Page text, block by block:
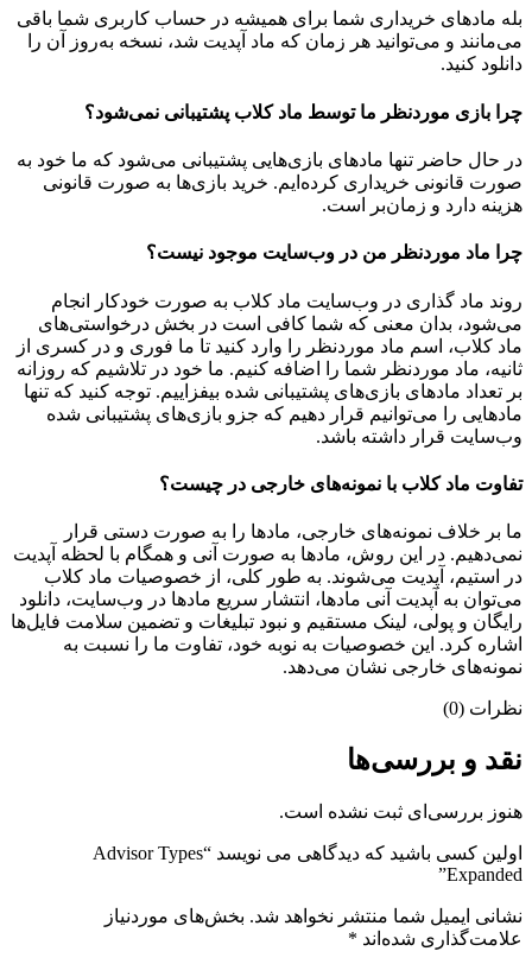
بله مادهای خریداری شما برای همیشه در حساب کاربری شما باقی
می‌مانند و می‌توانید هر زمان که ماد آپدیت شد، نسخه به‌روز آن را
دانلود کنید.
چرا بازی موردنظر ما توسط ماد کلاب پشتیبانی نمی‌شود؟
در حال حاضر تنها مادهای بازی‌هایی پشتیبانی می‌شود که ما خود به
صورت قانونی خریداری کرده‌ایم. خرید بازی‌ها به صورت قانونی
هزینه دارد و زمان‌بر است.
چرا ماد موردنظر من در وب‌سایت موجود نیست؟
روند ماد گذاری در وب‌سایت ماد کلاب به صورت خودکار انجام
می‌شود، بدان معنی که شما کافی است در بخش درخواستی‌های
ماد کلاب، اسم ماد موردنظر را وارد کنید تا ما فوری و در کسری از
ثانیه، ماد موردنظر شما را اضافه کنیم. ما خود در تلاشیم که روزانه
بر تعداد مادهای بازی‌های پشتیبانی شده بیفزاییم. توجه کنید که تنها
مادهایی را می‌توانیم قرار دهیم که جزو بازی‌های پشتیبانی شده
وب‌سایت قرار داشته باشد.
تفاوت ماد کلاب با نمونه‌های خارجی در چیست؟
ما بر خلاف نمونه‌های خارجی، مادها را به صورت دستی قرار
نمی‌دهیم. در این روش، مادها به صورت آنی و همگام با لحظه آپدیت
در استیم، آپدیت می‌شوند. به طور کلی، از خصوصیات ماد کلاب
می‌‌توان به آپدیت آنی مادها، انتشار سریع مادها در وب‌سایت، دانلود
رایگان و پولی، لینک مستقیم و نبود تبلیغات و تضمین سلامت فایل‌ها
اشاره کرد. این خصوصیات به نوبه خود، تفاوت ما را نسبت به
نمونه‌های خارجی نشان می‌دهد.
نظرات (0)
نقد و بررسی‌ها
هنوز بررسی‌ای ثبت نشده است.
اولین کسی باشید که دیدگاهی می نویسد “Advisor Types
Expanded”
نشانی ایمیل شما منتشر نخواهد شد. بخش‌های موردنیاز
علامت‌گذاری شده‌اند *